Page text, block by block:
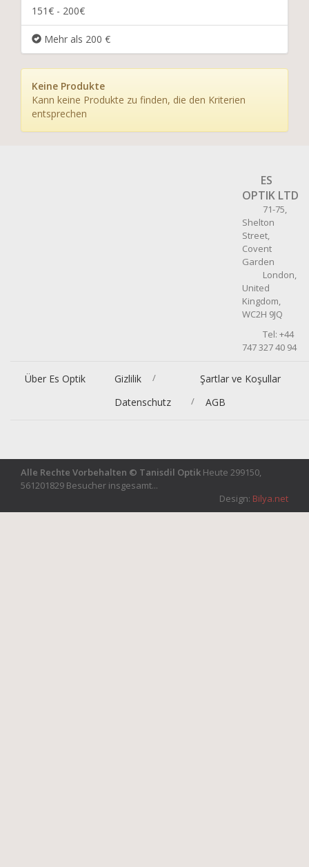
151€ - 200€
Mehr als 200 €
Keine Produkte
Kann keine Produkte zu finden, die den Kriterien
entsprechen
ES
OPTIK LTD
71-75,
Shelton
Street,
Covent
Garden
London,
United
Kingdom,
WC2H 9JQ
Tel: +44
747 327 40 94
Über Es Optik Gizlilik /
Datenschutz
Şartlar ve Koşullar
/ AGB
Alle Rechte Vorbehalten © Tanisdil Optik Heute 299150,
561201829 Besucher insgesamt...
Design: Bilya.net